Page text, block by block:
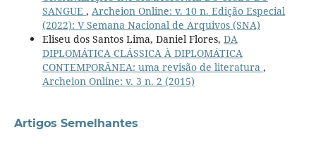
SANGUE , Archeion Online: v. 10 n. Edição Especial
(2022): V Semana Nacional de Arquivos (SNA)
Eliseu dos Santos Lima, Daniel Flores, DA
DIPLOMÁTICA CLÁSSICA À DIPLOMÁTICA
CONTEMPORÂNEA: uma revisão de literatura ,
Archeion Online: v. 3 n. 2 (2015)
Artigos Semelhantes